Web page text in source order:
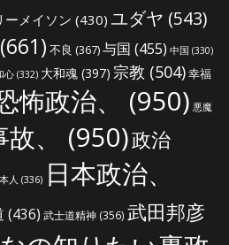
ーメイソン (430) ユダヤ (543)
(661) 不良 (367)与国 (455) 中国 (330)
心 (332) 大和魂 (397) 宗教 (504)幸福
怖政治、 (950) 悪魔
、 (950)政治
人 (336) 日本政治、
(436) 武士道精神 (356) 武田邦彦